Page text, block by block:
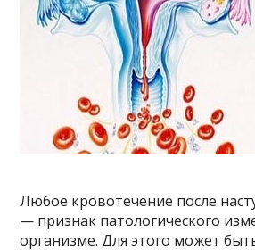
Любое кровотечение после
— признак патологического
организме. Для этого может